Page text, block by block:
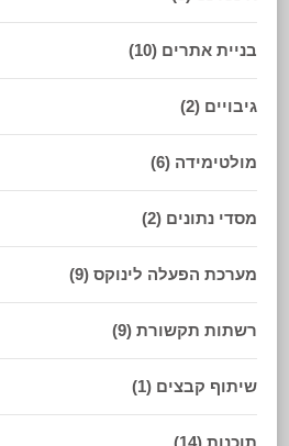
בניית אתרים (10)
גיבויים (2)
מולטימידה (6)
מסדי נתונים (2)
מערכת הפעלה לינוקס (9)
רשתות תקשורת (9)
שיתוף קבצים (1)